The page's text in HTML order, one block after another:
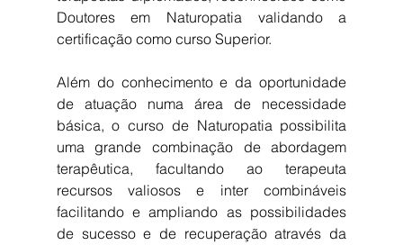
Doutores em Naturopatia validando a
certificação como curso Superior.
Além do conhecimento e da oportunidade
de atuação numa área de necessidade
básica, o curso de Naturopatia possibilita
uma grande combinação de abordagem
terapêutica, facultando ao terapeuta
recursos valiosos e inter combináveis
facilitando e ampliando as possibilidades
de sucesso e de recuperação através da